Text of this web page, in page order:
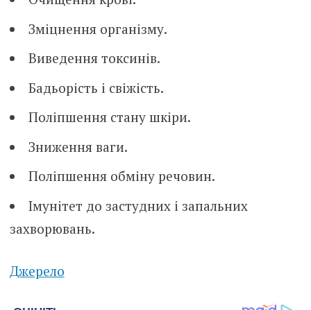
Зміцнення організму.
Виведення токсинів.
Бадьорість і свіжість.
Поліпшення стану шкіри.
Зниження ваги.
Поліпшення обміну речовин.
Імунітет до застудних і запальних
захворювань.
Джерело